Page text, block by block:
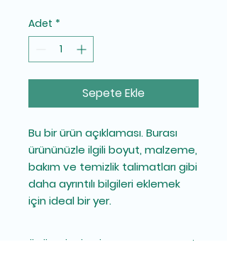
Adet *
Sepete Ekle
Bu bir ürün açıklaması. Burası
ürününüzle ilgili boyut, malzeme,
bakım ve temizlik talimatları gibi
daha ayrıntılı bilgileri eklemek
için ideal bir yer.
ÜRÜN BİLGİLERİ